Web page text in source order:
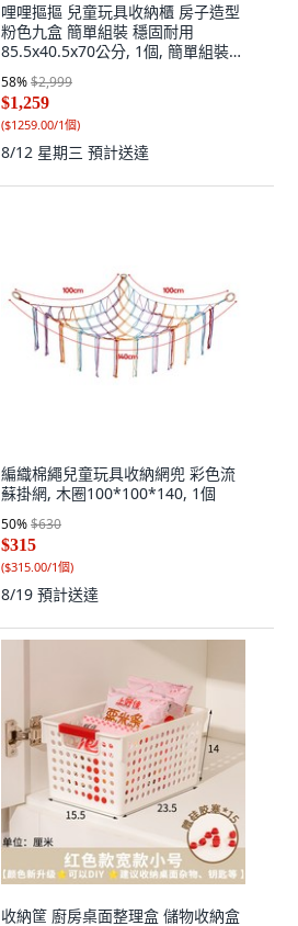
哩哩摳摳 兒童玩具收納櫃 房子造型
粉色九盒 簡單組裝 穩固耐用
85.5x40.5x70公分, 1個, 簡單組裝粉
色(房子九盒), 粉色
58%$2,999
$1,259
($1259.00/1個)
8/12 星期三 預計送達
編織棉繩兒童玩具收納網兜 彩色流
蘇掛網, 木圈100*100*140, 1個
50%$630
$315
($315.00/1個)
8/19 預計送達
收納筐 廚房桌面整理盒 儲物收納盒